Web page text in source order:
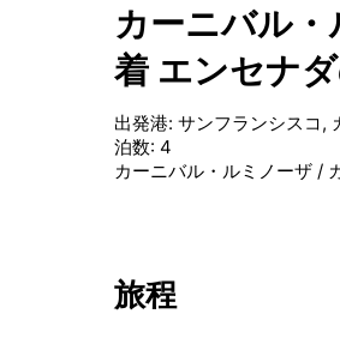
カーニバル
着 エンセナ
出発港: サンフランシスコ,
泊数: 4
カーニバル・ルミノーザ/
旅程